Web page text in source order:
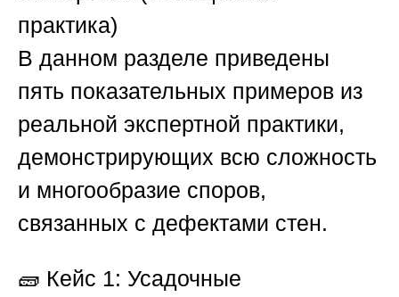
практика)
В данном разделе приведены
пять показательных примеров из
реальной экспертной практики,
демонстрирующих всю сложность
и многообразие споров,
связанных с дефектами стен.
🧱 Кейс 1: Усадочные